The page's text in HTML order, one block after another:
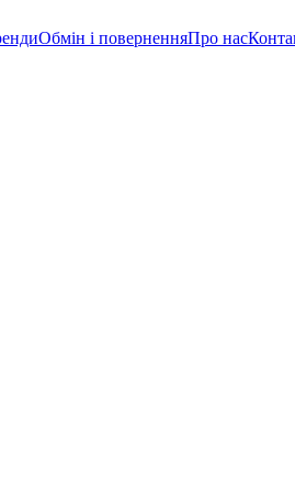
Обмін і поверненняПро нас